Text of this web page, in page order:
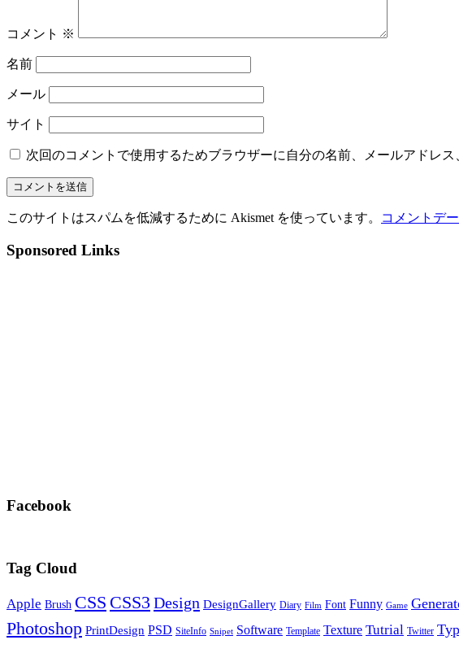
コメント ※
名前
メール
サイト
次回のコメントで使用するためブラウザーに自分の名前、メールアドレス
このサイトはスパムを低減するために Akismet を使っています。 コメントデ
Sponsored Links
Facebook
Tag Cloud
Apple Brush CSS CSS3 Design DesignGallery Diary Film Font Funny Game
Photoshop PrintDesign PSD SiteInfo Snipet Software Template Texture Tutrial Twitter